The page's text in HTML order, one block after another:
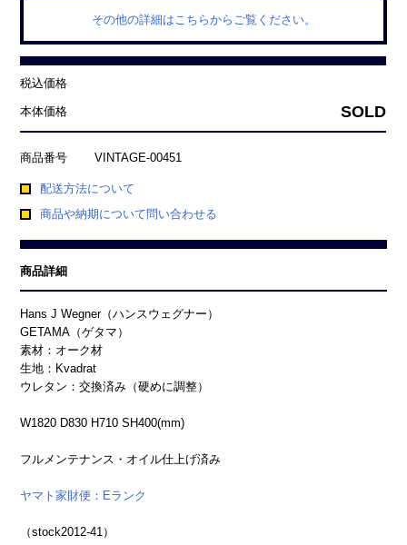
その他の詳細はこちらからご覧ください。
税込価格
本体価格 SOLD
商品番号 VINTAGE-00451
配送方法について
商品や納期について問い合わせる
商品詳細
Hans J Wegner（ハンスウェグナー）
GETAMA（ゲタマ）
素材：オーク材
生地：Kvadrat
ウレタン：交換済み（硬めに調整）
W1820 D830 H710 SH400(mm)
フルメンテナンス・オイル仕上げ済み
ヤマト家財便：Eランク
（stock2012-41）